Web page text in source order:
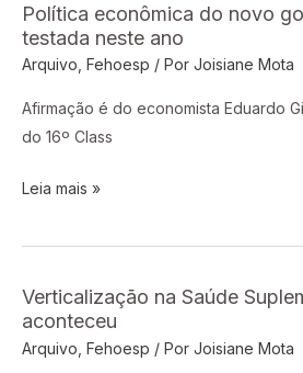
Política econômica do novo
testada neste ano
Arquivo Fehoesp / Por Joisiane Mota
Afirmação é do economista Eduardo
do 16º Class
Política
econômica
do
novo
governo
testada
ano
Leia mais »
Verticalização na Saúde
aconteceu
Arquivo Fehoesp / Por Joisiane Mota
Verticalização
na
Saúde